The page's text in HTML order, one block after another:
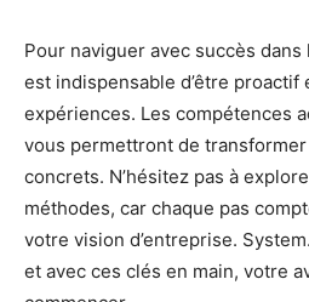
Pour naviguer avec succès dans
est indispensable d’être proactif
expériences. Les compétences
vous permettront de
concrets. N’hésitez pas à
méthodes, car chaque pas
votre vision d’entreprise.
et avec ces clés en main, votre